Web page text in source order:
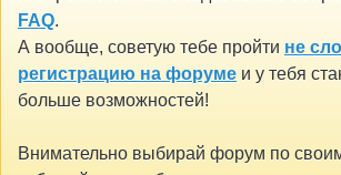
FAQ.
А вообще, советую тебе пройти не
регистрацию на форуме и у тебя
больше возможностей!
Внимательно выбирай форум по